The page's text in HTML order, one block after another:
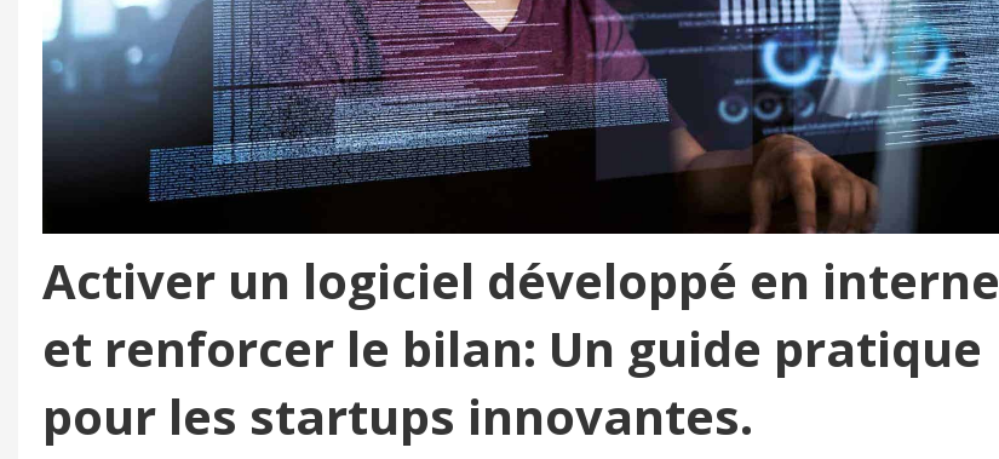
Activer un logiciel développé en interne
et renforcer le bilan: Un guide pratique
pour les startups innovantes.